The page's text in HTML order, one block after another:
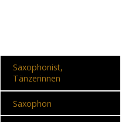
Saxophonist,
Tänzerinnen
Saxophon